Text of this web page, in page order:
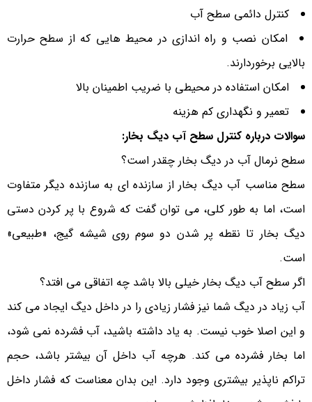
کنترل دائمی سطح آب
امکان نصب و راه اندازی در محیط هایی که از سطح حرارت
بالایی برخوردارند.
امکان استفاده در محیطی با ضریب اطمینان بالا
تعمیر و نگهداری کم هزینه
سوالات درباره کنترل سطح آب دیگ بخار:
سطح نرمال آب در دیگ بخار چقدر است؟
سطح مناسب آب دیگ بخار از سازنده ای به سازنده دیگر متفاوت
است، اما به طور کلی، می توان گفت که شروع با پر کردن دستی
دیگ بخار تا نقطه پر شدن دو سوم روی شیشه گیج، «طبیعی»
است.
اگر سطح آب دیگ بخار خیلی بالا باشد چه اتفاقی می افتد؟
آب زیاد در دیگ شما نیز فشار زیادی را در داخل دیگ ایجاد می کند
و این اصلا خوب نیست. به یاد داشته باشید، آب فشرده نمی شود،
اما بخار فشرده می کند. هرچه آب داخل آن بیشتر باشد، حجم
تراکم ناپذیر بیشتری وجود دارد. این بدان معناست که فشار داخل